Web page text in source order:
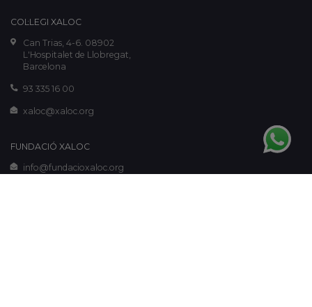
COL·LEGI XALOC
Can Trias, 4-6. 08902
L'Hospitalet de Llobregat,
Barcelona
93 335 16 00
xaloc@xaloc.org
FUNDACIÓ XALOC
info@fundacioxaloc.org